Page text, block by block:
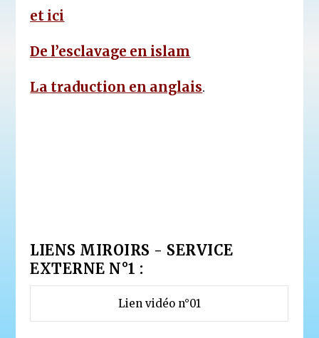
et ici
De l’esclavage en islam
La traduction en anglais.
LIENS MIROIRS - SERVICE
EXTERNE N°1 :
Lien vidéo n°01